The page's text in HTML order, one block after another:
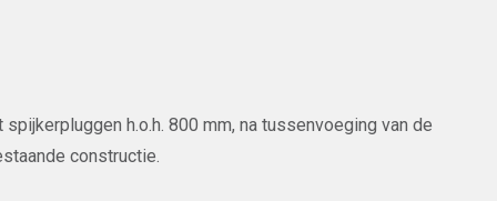
h.o.h. 800 mm, na tussenvoeging van de
constructie.